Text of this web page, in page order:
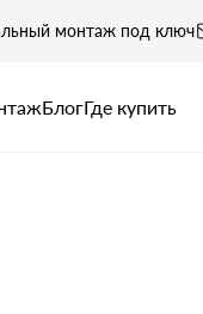
монтаж под ключ
БлогГде купить